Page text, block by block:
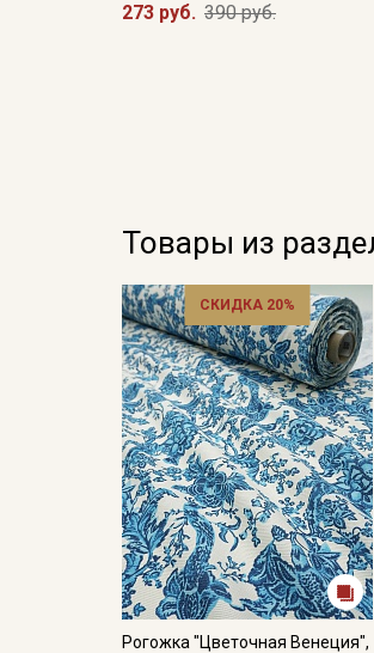
273 руб. 390 руб.
Товары из
СКИДКА 20%
Рогожка "Цветочная Венеция",